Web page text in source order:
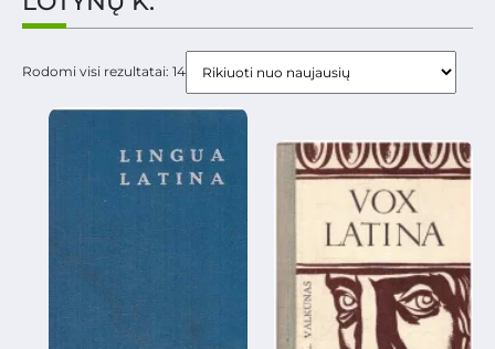
Rodomi visi rezultatai: 14